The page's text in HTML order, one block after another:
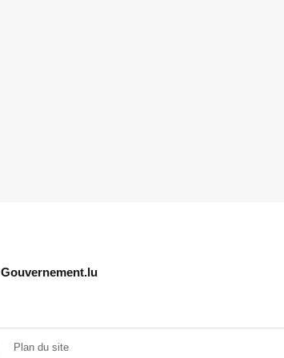
Gouvernement.lu
Plan du site